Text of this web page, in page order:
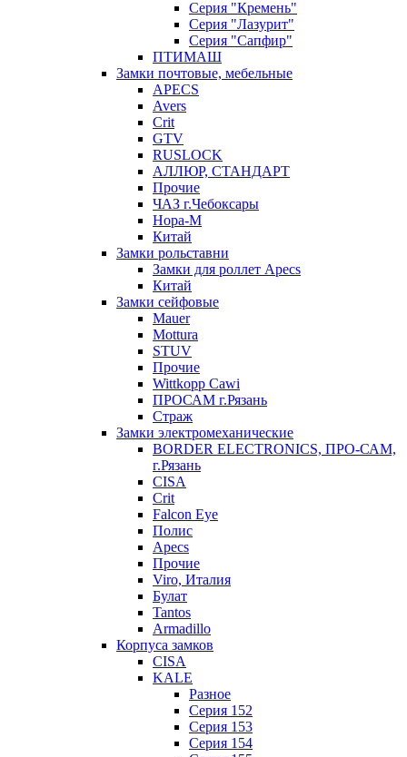
Серия "Кремень"
Серия "Лазурит"
Серия "Сапфир"
ПТИМАШ
Замки почтовые, мебельные
APECS
Avers
Crit
GTV
RUSLOCK
АЛЛЮР, СТАНДАРТ
Прочие
ЧАЗ г.Чебоксары
Нора-М
Китай
Замки рольставни
Замки для роллет Apecs
Китай
Замки сейфовые
Mauer
Mottura
STUV
Прочие
Wittkopp Cawi
ПРОСАМ г.Рязань
Страж
Замки электромеханические
BORDER ELECTRONICS, ПРО-САМ,
г.Рязань
CISA
Crit
Falcon Eye
Полис
Apecs
Прочие
Viro, Италия
Булат
Tantos
Armadillo
Корпуса замков
CISA
KALE
Разное
Серия 152
Серия 153
Серия 154